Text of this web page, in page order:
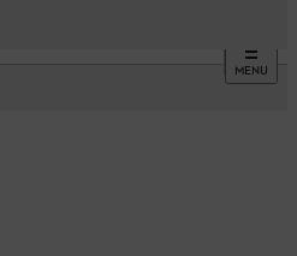
MENU